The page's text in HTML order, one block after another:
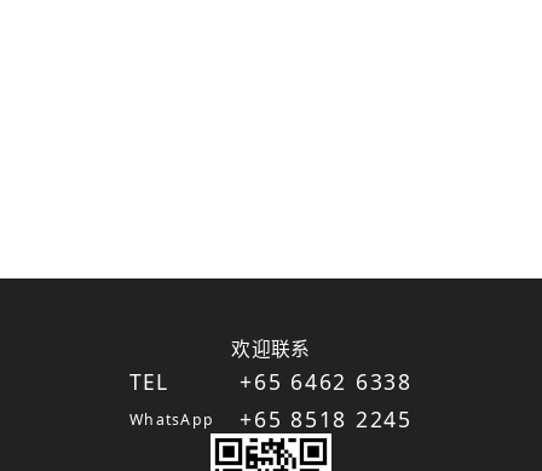
欢迎联系
TEL
WhatsApp
+65 6462 6338
+65 8518 2245